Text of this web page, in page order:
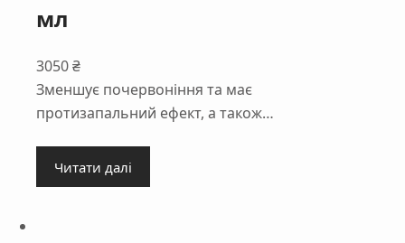
мл
3050₴
Зменшує почервоніння та має
протизапальний ефект, а також…
Читати далі